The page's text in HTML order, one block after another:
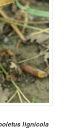
lignicola